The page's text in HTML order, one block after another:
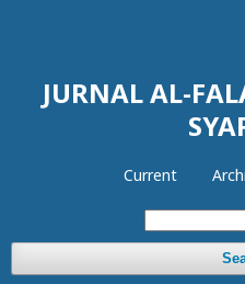
JURNAL AL-
Current